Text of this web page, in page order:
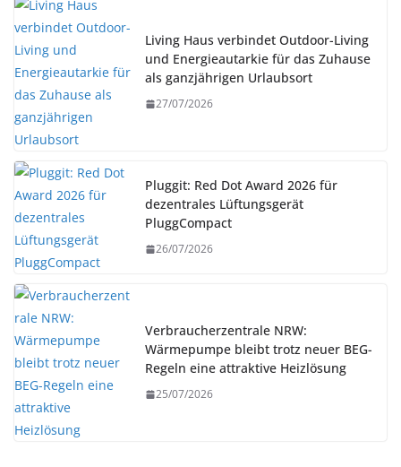
Living Haus verbindet Outdoor-Living
und Energieautarkie für das Zuhause
als ganzjährigen Urlaubsort
27/07/2026
Pluggit: Red Dot Award 2026 für
dezentrales Lüftungsgerät
PluggCompact
26/07/2026
Verbraucherzentrale NRW:
Wärmepumpe bleibt trotz neuer BEG-
Regeln eine attraktive Heizlösung
25/07/2026